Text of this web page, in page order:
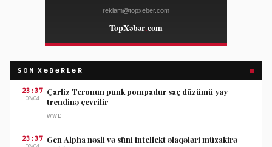
SON XƏBƏRLƏR
23:37
08/04
Çarliz Teronun punk pompadur saç düzümü yay
trendinə çevrilir
WWD
23:37 Gen Alpha nəsli və süni intellekt əlaqələri müzakirə